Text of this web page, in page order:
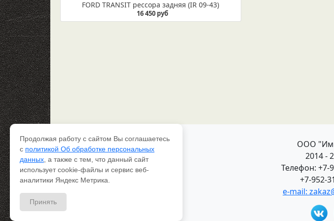
FORD TRANSIT рессора задняя (IR 09-43)
16 450 руб
Каталог рессор
Доставка и оплата
Качество
Контакты
ООО
2014 -
Телефон: +7-
+7-952-
e-mail:
Продолжая работу с сайтом Вы соглашаетесь
с политикой Об обработке персональных
данных , а также с тем, что данный сайт
использует cookie-файлы и сервис веб-
аналитики Яндекс Метрика.
Принять